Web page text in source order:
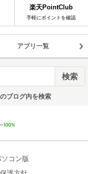
楽天PointClub
手軽にポイントを確認
アプリ一覧
ブログ内を検索
コン版